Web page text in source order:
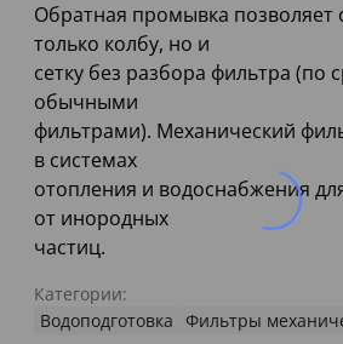
Обратная промывка позволяет
только колбу, но и
сетку без разбора фильтра (по
обычными
фильтрами). Механический
в системах
отопления и водоснабжения
от инородных
частиц.
Категории:
Водоподготовка Фильтры